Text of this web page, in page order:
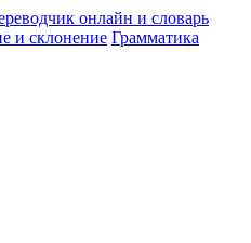
и склонение Грамматика